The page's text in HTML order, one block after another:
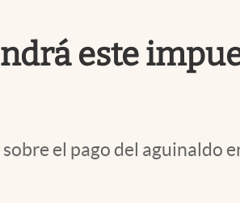
este
el pago del aguinaldo